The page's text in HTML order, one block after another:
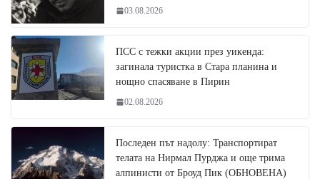
03.08.2026
ПСС с тежки акции през уикенда:
загинала туристка в Стара планина и
нощно спасяване в Пирин
02.08.2026
Последен път надолу: Транспортират
телата на Нирмал Пурджа и още трима
алпинисти от Броуд Пик (ОБНОВЕНА)